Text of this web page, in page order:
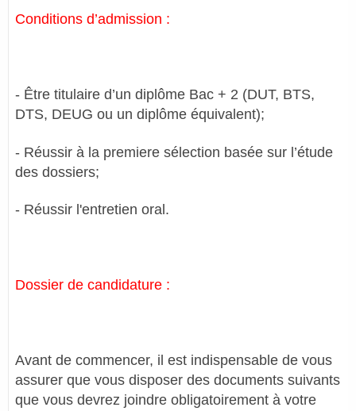
Conditions d’admission :
- Être titulaire d’un diplôme Bac + 2 (DUT, BTS,
DTS, DEUG ou un diplôme équivalent);
- Réussir à la premiere sélection basée sur l’étude
des dossiers;
- Réussir l'entretien oral.
Dossier de candidature :
Avant de commencer, il est indispensable de vous
assurer que vous disposer des documents suivants
que vous devrez joindre obligatoirement à votre